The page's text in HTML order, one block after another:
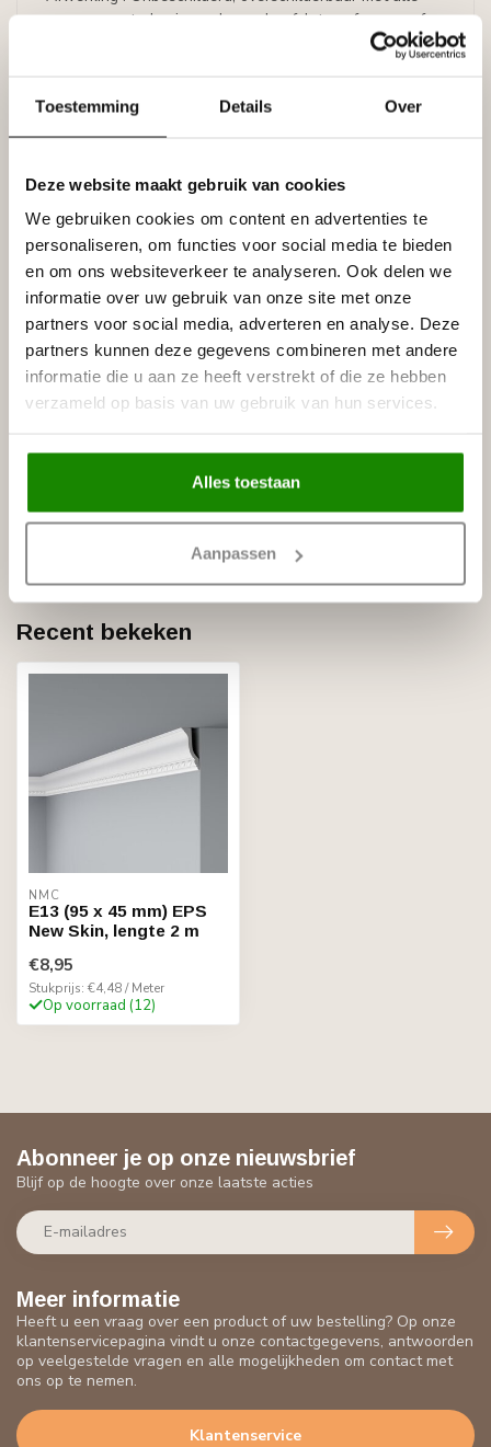
Toestemming Details Over
Deze website maakt gebruik van cookies
We gebruiken cookies om content en advertenties te
personaliseren, om functies voor social media te bieden
en om ons websiteverkeer te analyseren. Ook delen we
informatie over uw gebruik van onze site met onze
partners voor social media, adverteren en analyse. Deze
partners kunnen deze gegevens combineren met andere
informatie die u aan ze heeft verstrekt of die ze hebben
verzameld op basis van uw gebruik van hun services.
Alles toestaan
Aanpassen
verven op waterbasis, zoals acrylverf, latex of muurverf
Specificaties
Leverancier
Reviews
Gerelateerde producten
NMC
NMC Adefix lijmkoker 310 ml
NMC Verstekbak MDF voor €29,95
Recent bekeken
NMC
E13 (95 x 45 mm) EPS
New Skin, lengte 2 m
€8,95
Stukprijs: €4,48 / Meter
Op voorraad (12)
Meer informatie
Heeft u een vraag over een product of uw bestelling? Op onze
klantenservicepagina vindt u onze contactgegevens, antwoorden
op veelgestelde vragen en alle mogelijkheden om contact met
ons op te nemen.
Klantenservice
Abonneer je op onze nieuwsbrief
Blijf op de hoogte over onze laatste acties